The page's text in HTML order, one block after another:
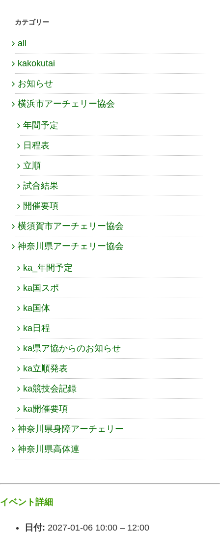
カテゴリー
all
kakokutai
お知らせ
横浜市アーチェリー協会
年間予定
日程表
立順
試合結果
開催要項
横須賀市アーチェリー協会
神奈川県アーチェリー協会
ka_年間予定
ka国スポ
ka国体
ka日程
ka県ア協からのお知らせ
ka立順発表
ka競技会記録
ka開催要項
神奈川県身障アーチェリー
神奈川県高体連
イベント詳細
日付: 2027-01-06 10:00 – 12:00